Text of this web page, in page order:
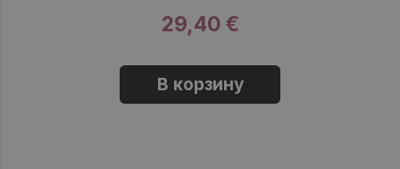
29,40 €
В корзину